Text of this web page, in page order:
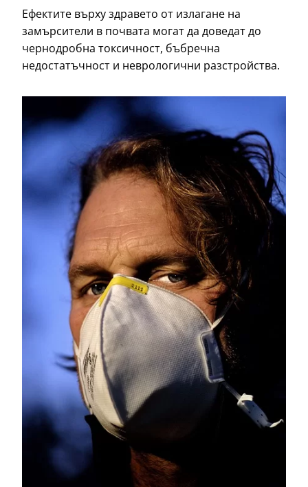
Ефектите върху здравето от излагане на
замърсители в почвата могат да доведат до
чернодробна токсичност, бъбречна
недостатъчност и неврологични разстройства.